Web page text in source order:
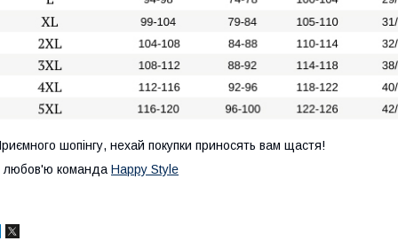
шопінгу, нехай покупки приносять вам щастя!
любов'ю командаHappy Style